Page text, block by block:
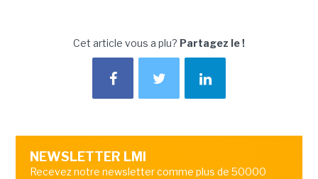
Cet article vous a plu? Partagez le !
NEWSLETTER LMI
Recevez notre newsletter comme plus de 50000